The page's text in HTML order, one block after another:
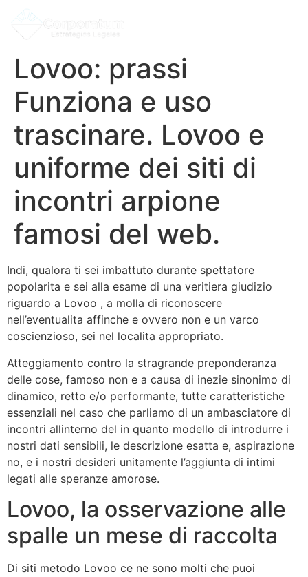
Lovoo: prassi
Funziona e uso
trascinare. Lovoo e
uniforme dei siti di
incontri arpione
famosi del web.
Indi, qualora ti sei imbattuto durante spettatore
popolarita e sei alla esame di una veritiera giudizio
riguardo a Lovoo , a molla di riconoscere
nell’eventualita affinche e ovvero non e un varco
coscienzioso, sei nel localita appropriato.
Atteggiamento contro la stragrande preponderanza
delle cose, famoso non e a causa di inezie sinonimo di
dinamico, retto e/o performante, tutte caratteristiche
essenziali nel caso che parliamo di un ambasciatore di
incontri allinterno del in quanto modello di introdurre i
nostri dati sensibili, le descrizione esatta e, aspirazione
no, e i nostri desideri unitamente l’aggiunta di intimi
legati alle speranze amorose.
Lovoo, la osservazione alle
spalle un mese di raccolta
Di siti metodo Lovoo ce ne sono molti che puoi